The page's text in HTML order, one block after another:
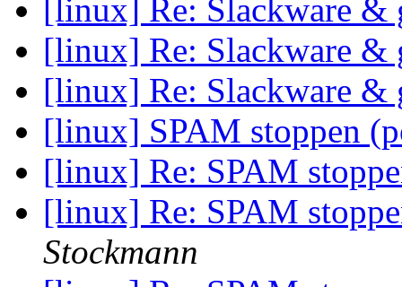
[linux] Re: Slackware &
[linux] Re: Slackware &
[linux] Re: Slackware &
[linux] SPAM stoppen
[linux] Re: SPAM
[linux] Re: SPAM
Stockmann